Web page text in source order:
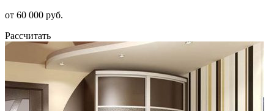
от 60 000 руб.
Рассчитать